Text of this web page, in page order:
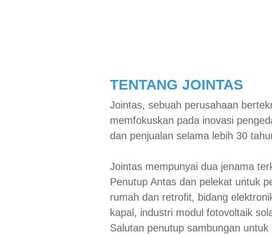
TENTANG JOINTAS
Jointas, sebuah perusahaan
memfokuskan pada inovasi
dan penjualan selama lebih 30
Jointas mempunyai dua jenama
Penutup Antas dan pelekat untuk
rumah dan retrofit, bidang
kapal, industri modul fotovoltaik
Salutan penutup sambungan